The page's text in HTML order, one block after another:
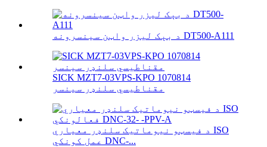
د بېک لیزر واټن سینسرونه DT500-A111
SICK MZT7-03VPS-KPO 1070814
مقناطیسي سلنډر سینسر
د فیسټو نیوماتیک سلنډر معیاري ISO
عمل کونکي DNC-...